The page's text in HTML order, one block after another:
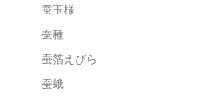
蚕玉様
蚕種
蚕箔えびら
蚕蛾